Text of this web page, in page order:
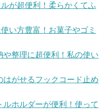
が超便利！柔らかくてふ
い方豊富！お菓子やゴミ
整理に超便利！私の使い
がせるフックコード止め
ホルダーが便利！使って